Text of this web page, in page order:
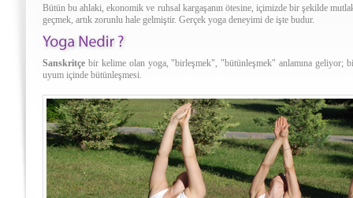
Bütün bu ahlaki, ekonomik ve ruhsal kargaşanın ötesine, içimizde bir şekilde
geçmek, artık zorunlu hale gelmiştir. Gerçek yoga deneyimi de işte budur.
Sanskritçe bir kelime olan yoga, "birleşmek", "bütünleşmek" anlamına geliyor;
uyum içinde bütünleşmesi.